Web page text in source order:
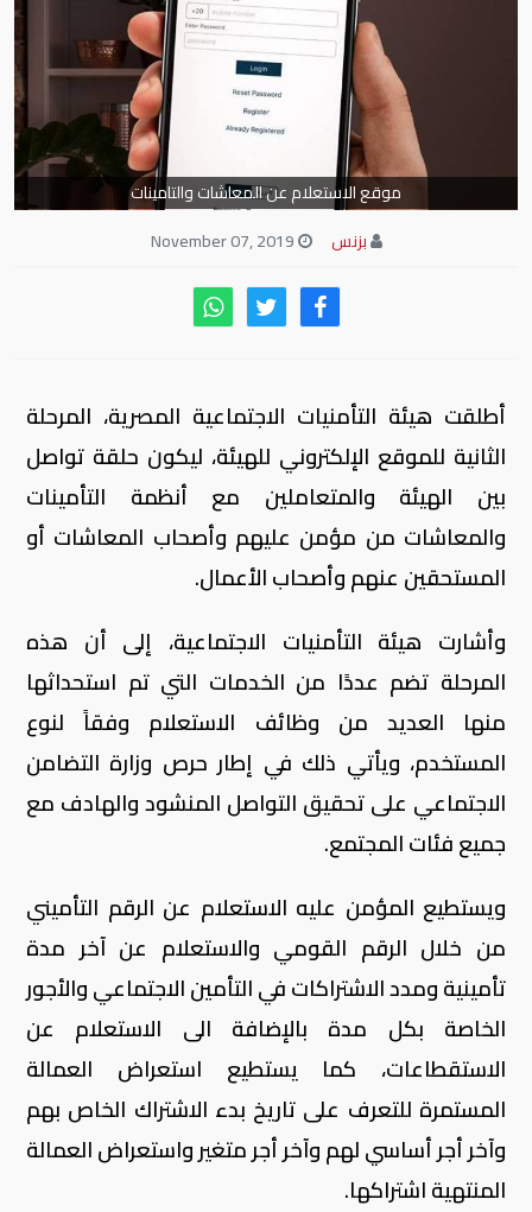
موقع الاستعلام عن المعاشات والتامينات
بزنس
أطلقت هيئة التأمنيات الاجتماعية المصرية، المرحلة
الثانية للموقع الإلكتروني للهيئة، ليكون حلقة تواصل
بين الهيئة والمتعاملين مع أنظمة التأمينات
والمعاشات من مؤمن عليهم وأصحاب المعاشات أو
المستحقين عنهم وأصحاب الأعمال.
وأشارت هيئة التأمنيات الاجتماعية، إلى أن هذه
المرحلة تضم عددًا من الخدمات التي تم استحداثها
منها العديد من وظائف الاستعلام وفقاً لنوع
المستخدم، ويأتي ذلك في إطار حرص وزارة التضامن
الاجتماعي على تحقيق التواصل المنشود والهادف مع
جميع فئات المجتمع.
ويستطيع المؤمن عليه الاستعلام عن الرقم التأميني
من خلال الرقم القومي والاستعلام عن آخر مدة
تأمينية ومدد الاشتراكات في التأمين الاجتماعي والأجور
الخاصة بكل مدة بالإضافة الى الاستعلام عن
الاستقطاعات، كما يستطيع استعراض العمالة
المستمرة للتعرف على تاريخ بدء الاشتراك الخاص بهم
وآخر أجر أساسي لهم وآخر أجر متغير واستعراض العمالة
المنتهية اشتراكها.